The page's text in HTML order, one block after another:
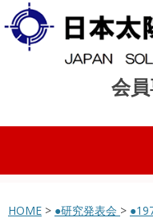
会
コンテンツへスキップ
HOME > ●研究発表会 >